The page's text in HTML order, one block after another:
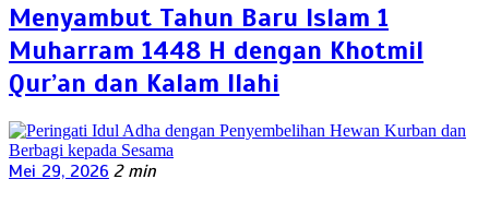
Menyambut Tahun Baru Islam 1
Muharram 1448 H dengan Khotmil
Qur’an dan Kalam Ilahi
Mei 29, 2026 2 min